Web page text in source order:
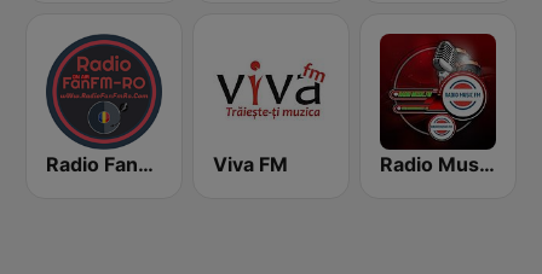
Radio FanFM-RO Viva FM Radio Music.FM